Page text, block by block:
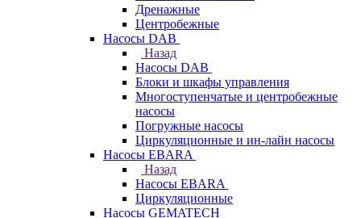
Дренажные
Центробежные
Насосы DAB
Назад
Насосы DAB
Блоки и шкафы управления
Многоступенчатые и центробежные
насосы
Погружные насосы
Циркуляционные и ин-лайн насосы
Насосы EBARA
Назад
Насосы EBARA
Циркуляционные
Насосы GEMATECH